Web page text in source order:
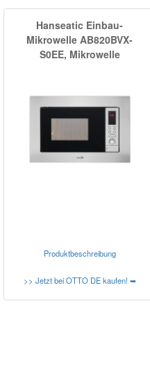
Hanseatic Einbau-
Mikrowelle AB820BVX-
S0EE, Mikrowelle
Produktbeschreibung
>> Jetzt bei OTTO DE kaufen! ➥